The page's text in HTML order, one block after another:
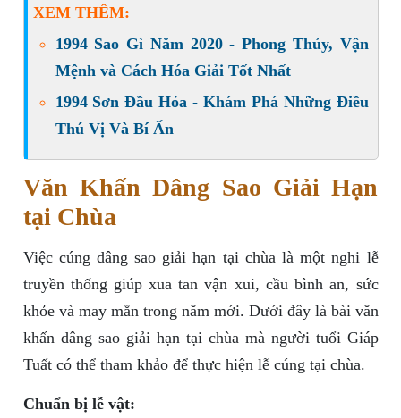
XEM THÊM:
1994 Sao Gì Năm 2020 - Phong Thủy, Vận
Mệnh và Cách Hóa Giải Tốt Nhất
1994 Sơn Đầu Hỏa - Khám Phá Những Điều
Thú Vị Và Bí Ẩn
Văn Khấn Dâng Sao Giải Hạn
tại Chùa
Việc cúng dâng sao giải hạn tại chùa là một nghi lễ
truyền thống giúp xua tan vận xui, cầu bình an, sức
khỏe và may mắn trong năm mới. Dưới đây là bài văn
khấn dâng sao giải hạn tại chùa mà người tuổi Giáp
Tuất có thể tham khảo để thực hiện lễ cúng tại chùa.
Chuẩn bị lễ vật: